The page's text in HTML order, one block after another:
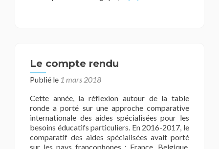
Le compte rendu
Publié le 1 mars 2018
Cette année, la réflexion autour de la table
ronde a porté sur une approche comparative
internationale des aides spécialisées pour les
besoins éducatifs particuliers. En 2016-2017, le
comparatif des aides spécialisées avait porté
sur les pays francophones : France, Belgique,